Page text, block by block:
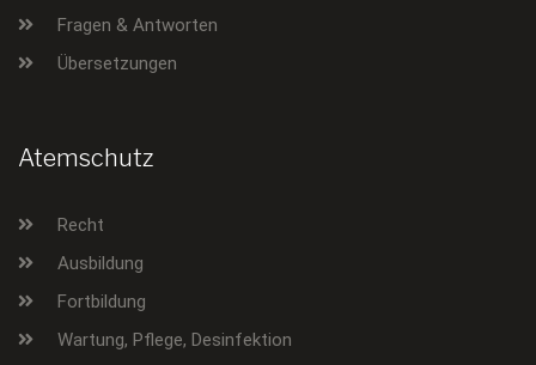
Fragen & Antworten
Übersetzungen
Atemschutz
Recht
Ausbildung
Fortbildung
Wartung, Pflege, Desinfektion